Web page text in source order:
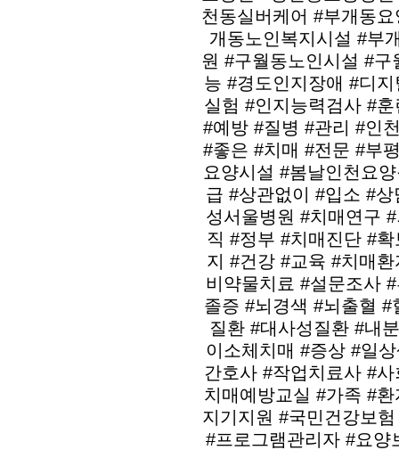
천동실버케어 #부개동
개동노인복지시설 #부
원 #구월동노인시설 #
능 #경도인지장애 #디
실험 #인지능력검사 #
#예방 #질병 #관리 #인
#좋은 #치매 #전문 #부
요양시설 #봄날인천요
급 #상관없이 #입소 #
성서울병원 #치매연구
직 #정부 #치매진단 #
지 #건강 #교육 #치매
비약물치료 #설문조사
졸증 #뇌경색 #뇌출혈
질환 #대사성질환 #내
이소체치매 #증상 #일
간호사 #작업치료사 #
치매예방교실 #가족 #
지기지원 #국민건강보
#프로그램관리자 #요양